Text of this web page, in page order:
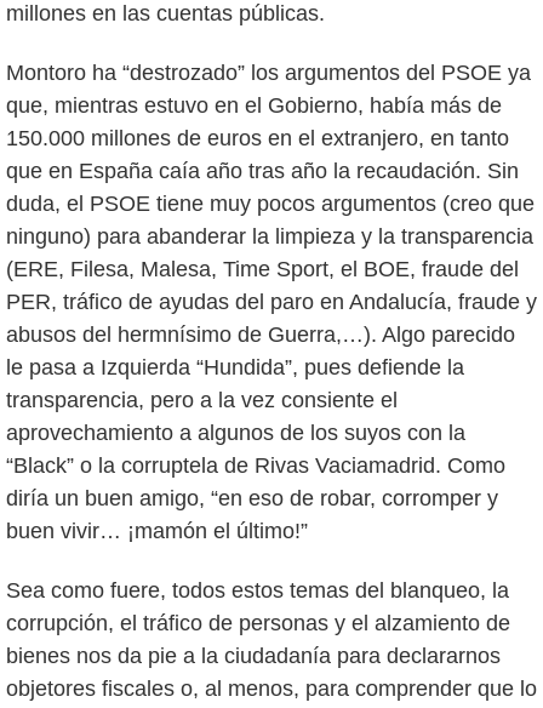
millones en las cuentas públicas.
Montoro ha “destrozado” los argumentos del PSOE ya
que, mientras estuvo en el Gobierno, había más de
150.000 millones de euros en el extranjero, en tanto
que en España caía año tras año la recaudación. Sin
duda, el PSOE tiene muy pocos argumentos (creo que
ninguno) para abanderar la limpieza y la transparencia
(ERE, Filesa, Malesa, Time Sport, el BOE, fraude del
PER, tráfico de ayudas del paro en Andalucía, fraude y
abusos del hermnísimo de Guerra,…). Algo parecido
le pasa a Izquierda “Hundida”, pues defiende la
transparencia, pero a la vez consiente el
aprovechamiento a algunos de los suyos con la
“Black” o la corruptela de Rivas Vaciamadrid. Como
diría un buen amigo, “en eso de robar, corromper y
buen vivir… ¡mamón el último!”
Sea como fuere, todos estos temas del blanqueo, la
corrupción, el tráfico de personas y el alzamiento de
bienes nos da pie a la ciudadanía para declararnos
objetores fiscales o, al menos, para comprender que lo